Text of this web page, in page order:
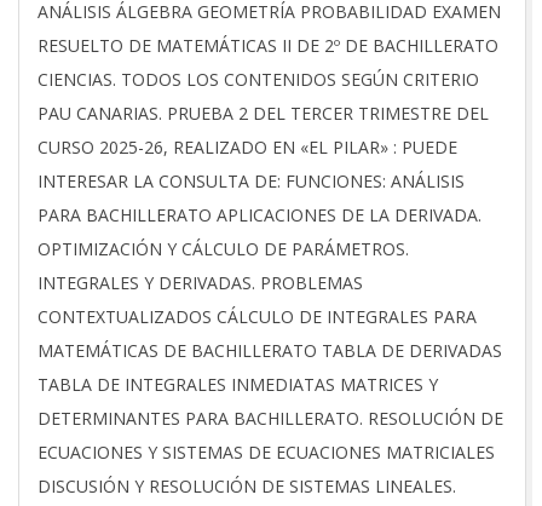
04-
21
ANÁLISIS ÁLGEBRA GEOMETRÍA PROBABILIDAD EXAMEN
RESUELTO DE MATEMÁTICAS II DE 2º DE BACHILLERATO
CIENCIAS. TODOS LOS CONTENIDOS SEGÚN CRITERIO
PAU CANARIAS. PRUEBA 2 DEL TERCER TRIMESTRE DEL
CURSO 2025-26, REALIZADO EN «EL PILAR» : PUEDE
INTERESAR LA CONSULTA DE: FUNCIONES: ANÁLISIS
PARA BACHILLERATO APLICACIONES DE LA DERIVADA.
OPTIMIZACIÓN Y CÁLCULO DE PARÁMETROS.
INTEGRALES Y DERIVADAS. PROBLEMAS
CONTEXTUALIZADOS CÁLCULO DE INTEGRALES PARA
MATEMÁTICAS DE BACHILLERATO TABLA DE DERIVADAS
TABLA DE INTEGRALES INMEDIATAS MATRICES Y
DETERMINANTES PARA BACHILLERATO. RESOLUCIÓN DE
ECUACIONES Y SISTEMAS DE ECUACIONES MATRICIALES
DISCUSIÓN Y RESOLUCIÓN DE SISTEMAS LINEALES.